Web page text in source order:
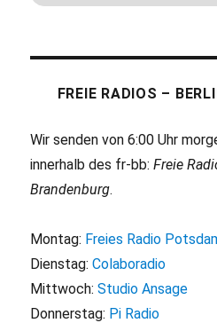
FREIE RADIOS –
Wir senden von 6:00 Uhr
innerhalb des fr-bb:Freie
Brandenburg.
Montag: Freies Radio
Dienstag:Colaboradio
Mittwoch:Studio Ansage
Donnerstag: Pi Radio